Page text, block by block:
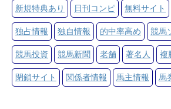
新規特典あり 日刊コンピ 無料サイト
独占情報 独自情報 的中率高め 競馬
競馬投資 競馬新聞 老舗 著名人 複
閉鎖サイト 関係者情報 馬主情報 馬